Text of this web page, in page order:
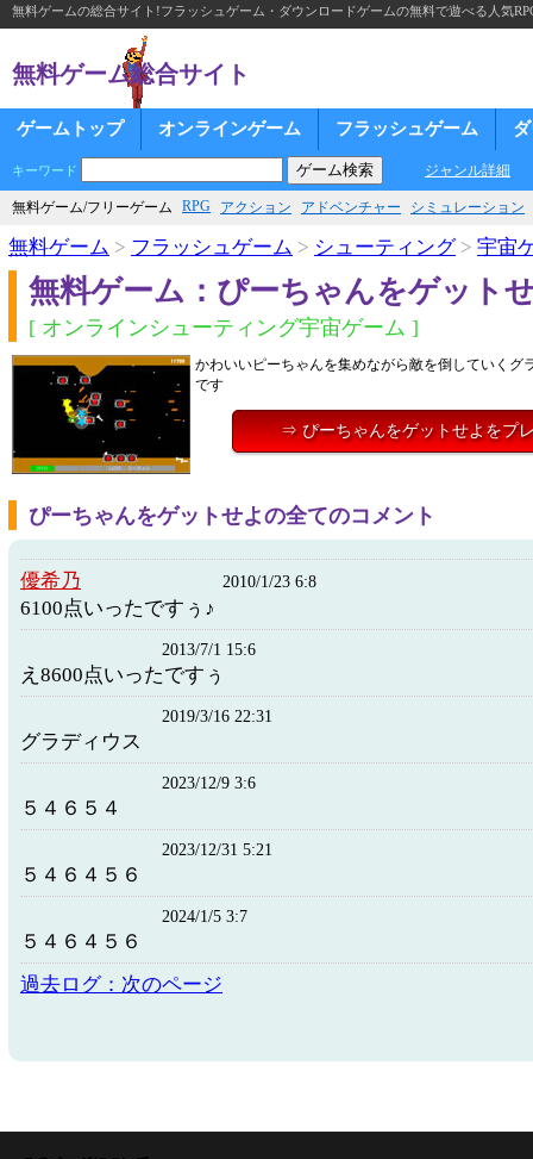
無料ゲームの総合サイト!フラッシュゲーム・ダウンロードゲームの無料で遊べる人気
無料ゲーム総合サイト
ゲームトップ オンラインゲーム フラッシュゲーム
キーワード ジャンル詳細
無料ゲーム/フリーゲーム RPG アクション アドベンチャー シミュレーション
無料ゲーム > フラッシュゲーム > シューティング> 宇宙
無料ゲーム：ぴーちゃんをゲット
[ オンラインシューティング宇宙ゲーム ]
かわいいピーちゃんを集めながら敵を倒していくグ
です
⇒ ぴーちゃんをゲットせよをプ
ぴーちゃんをゲットせよの全てのコメント
優希乃 2010/1/23 6:8
6100点いったですぅ♪
2013/7/1 15:6
え8600点いったですぅ
2019/3/16 22:31
グラディウス
2023/12/9 3:6
５４６５４
2023/12/31 5:21
５４６４５６
2024/1/5 3:7
５４６４５６
過去ログ：次のページ